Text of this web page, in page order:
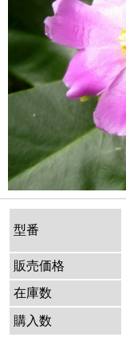
型番
販売価格
在庫数
購入数